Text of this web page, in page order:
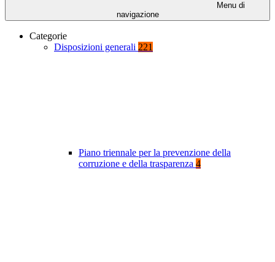
Menu di
navigazione
Categorie
Disposizioni generali 221
Piano triennale per la prevenzione della
corruzione e della trasparenza 4